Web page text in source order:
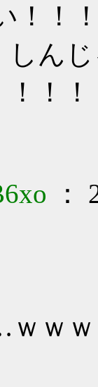
！！
しん
！！！
：
ｗ